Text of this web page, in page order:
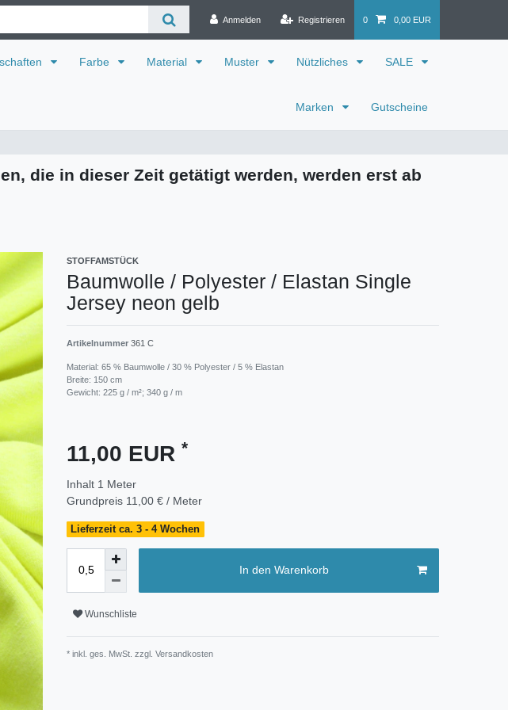
Anmelden Registrieren 0 0,00 EUR
Farbe Material Muster Nützliches SALE
Marken Gutscheine
die in dieser Zeit getätigt werden, werden erst ab
STOFFAMSTÜCK
Baumwolle / Polyester / Elastan Single
Jersey neon gelb
Artikelnummer 361 C
Material: 65 % Baumwolle / 30 % Polyester / 5 % Elastan
Breite: 150 cm
Gewicht: 225 g / m²; 340 g / m
11,00 EUR *
Inhalt 1 Meter
Grundpreis 11,00 € / Meter
Lieferzeit ca. 3 - 4 Wochen
In den Warenkorb
Wunschliste
* inkl. ges. MwSt. zzgl. Versandkosten